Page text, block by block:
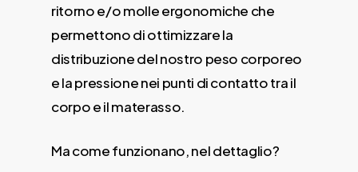
ritorno e/o molle ergonomiche che
permettono di ottimizzare la
distribuzione del nostro peso corporeo
e la pressione nei punti di contatto tra il
corpo e il materasso.
Ma come funzionano, nel dettaglio?